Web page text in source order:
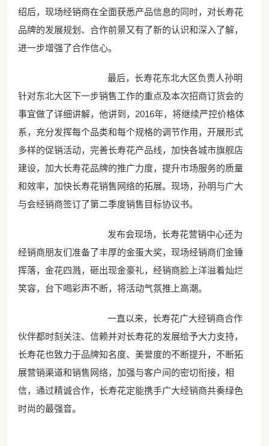
绍后，现场经销商在全面获悉产品信息的同时，对长寿花
品牌的发展规划、合作前景又有了新的认识和深入了解，
进一步增强了合作信心。
最后，长寿花东北大区负责人孙明
针对东北大区下一步销售工作的重点及本次招商订货会的
事宜做了详细讲解，他讲到，2016年，将继续严控价格体
系，充分发挥每个品类和每个规格的调节作用，开展形式
多样的促销活动，完善长寿花产品线，加快各城市旗舰店
建设，加大长寿花品牌的推广力度，提升市场服务的质量
和效率，加快长寿花销售网络的拓展。现场，孙明与广大
与会经销商签订了第二季度销售目标协议书。
发布会现场，长寿花营销中心还为
经销商朋友们准备了丰厚的金蛋大奖，现场经销商们金锤
挥落，金花四溅，砸出现金豪礼，经销商脸上洋溢着灿烂
笑容，台下喝彩声不断，将活动气氛推上高潮。
一直以来，长寿花广大经销商合作
伙伴都时刻关注、信赖并对长寿花的发展给予大力支持，
长寿花也致力于品牌知名度、美誉度的不断提升，不断拓
展营销渠道和销售网络，加强与客户间的密切衔接，相
信，通过精诚合作，长寿花定能携手广大经销商共奏绿色
时尚的最强音。